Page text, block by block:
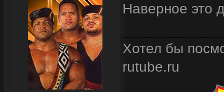
Наверное это
Хотел бы
rutube.ru